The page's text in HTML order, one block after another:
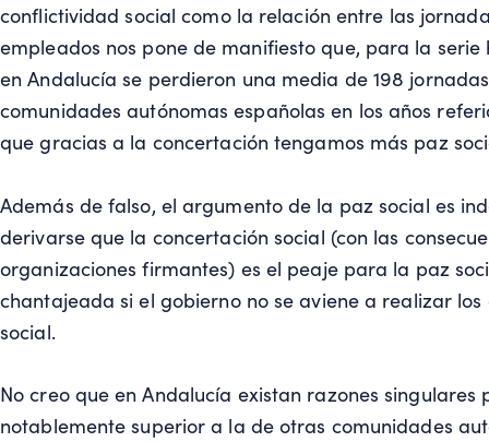
conflictividad social como la relación entre las
empleados nos pone de manifiesto que, para la serie
en Andalucía se perdieron una media de 198
comunidades autónomas españolas en los años
que gracias a la concertación tengamos más paz
Además de falso, el argumento de la paz social es
derivarse que la concertación social (con las
organizaciones firmantes) es el peaje para la paz
chantajeada si el gobierno no se aviene a realizar
social.
No creo que en Andalucía existan razones
notablemente superior a la de otras comunidades